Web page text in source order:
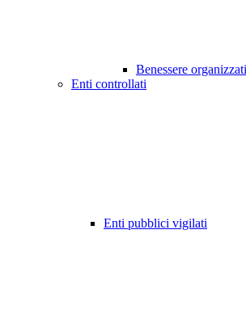
Benessere
Enti controllati
Enti pubblici vigilati